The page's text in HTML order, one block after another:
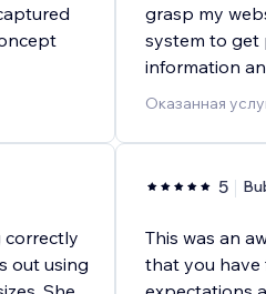
correctly
out using
grasp my
system to get
information
Оказанная
5
This was an
that you have